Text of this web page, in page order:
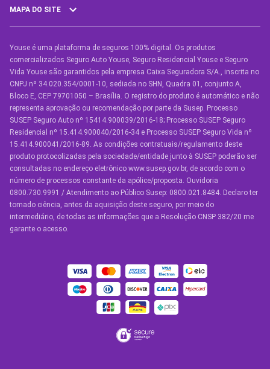
MAPA DO SITE
SEGUROS
Seguro Auto
Seguro Auto para Terceiros
Seguro por Marcas de Carro
Seguro Residencial
Seguro de Vida
Manual de Assistências
Condições Gerais
OUTROS SERVIÇOS
Youse é uma plataforma de seguros 100% digital. Os produtos
comercializados Seguro Auto Youse, Seguro Residencial Youse e Seguro
Vida Youse são garantidos pela empresa Caixa Seguradora S/A., inscrita no
CNPJ nº 34.020.354/0001-10, sediada no SHN, Quadra 01, conjunto A,
Bloco E, CEP 79701050 – Brasília. O registro do produto é automático e não
representa aprovação ou recomendação por parte da Susep. Processo
SUSEP Seguro Auto nº 15414.900039/2016-18; Processo SUSEP Seguro
Residencial nº 15.414.900040/2016-34 e Processo SUSEP Seguro Vida nº
15.414.900041/2016-89. As condições contratuais/regulamento deste
produto protocolizadas pela sociedade/entidade junto à SUSEP poderão ser
consultadas no endereço eletrônico www.susep.gov.br, de acordo com o
número de processos constante da apólice/proposta. Ouvidoria
0800.730.9991 / Atendimento ao Público Susep: 0800.021.8484. Declaro ter
tomado ciência, antes da aquisição deste seguro, por meio do
intermediário, de todas as informações que a Resolução CNSP 382/20 me
garante o acesso.